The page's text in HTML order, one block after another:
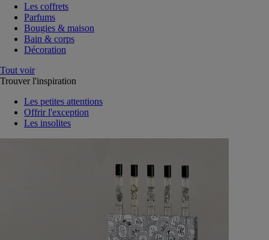
Les coffrets
Parfums
Bougies & maison
Bain & corps
Décoration
Tout voir
Trouver l'inspiration
Les petites attentions
Offrir l'exception
Les insolites